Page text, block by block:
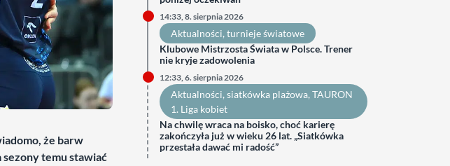
że barw
temu stawiać
14:33, 8. sierpnia 2026
Aktualności, turnieje światowe
Klubowe Mistrzosta Świata w Polsce. Trener
nie kryje zadowolenia
12:33, 6. sierpnia 2026
Aktualności, siatkówka plażowa, TAURON
1. Liga kobiet
Na chwilę wraca na boisko, choć karierę
zakończyła już w wieku 26 lat. „Siatkówka
przestała dawać mi radość”